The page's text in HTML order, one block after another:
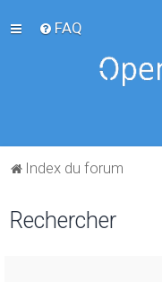
FAQ
Index du forum
Rechercher